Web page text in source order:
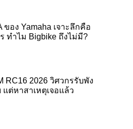
ของ Yamaha เจาะลึกคือ
ทำไม Bigbike ถึงไม่มี?
RC16 2026 วิศวกรรับพัง
แต่หาสาเหตุเจอแล้ว